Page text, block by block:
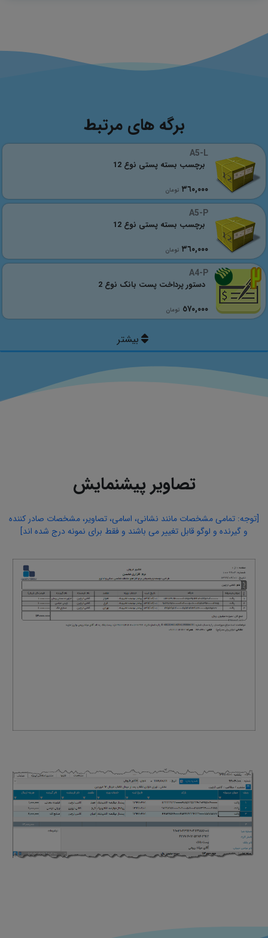
برگه های مرتبط
A5-L
٣٦٠,٠٠٠ تومان
برچسب بسته پستی نوع 12
A5-P
٣٦٠,٠٠٠ تومان
برچسب بسته پستی نوع 12
A4-P
٥٧٠,٠٠٠ تومان
دستور پرداخت پست بانک نوع 2
تصاویر پیشنمایش
[توجه: تمامی مشخصات مانند نشانی، اسامی، تصاویر، مشخصات صادر کننده
و گیرنده و لوگو قابل تغییر می باشند و فقط برای نمونه درج شده اند]